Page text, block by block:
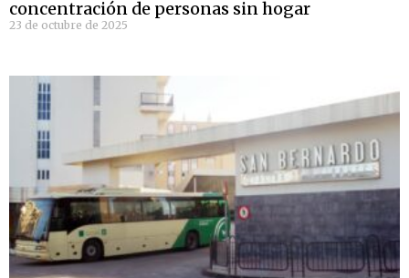
concentración de personas sin hogar
23 de octubre de 2025